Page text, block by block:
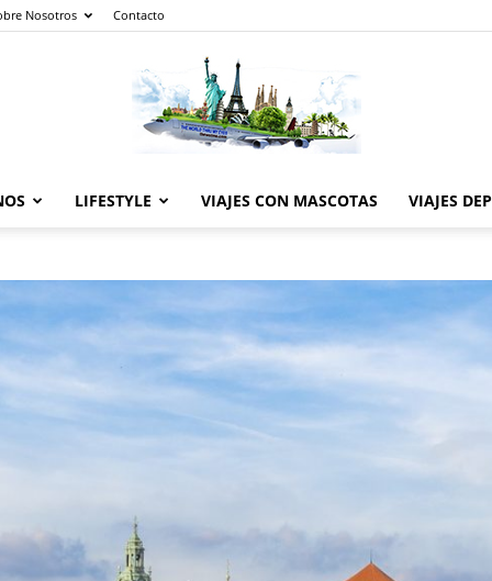
Nosotros Contacto
World
LIFESTYLE VIAJES CON MASCOTAS VIAJES